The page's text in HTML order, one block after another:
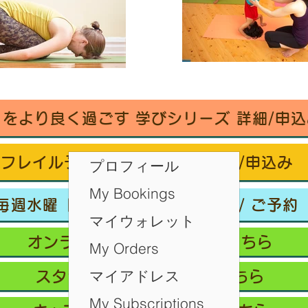
をより良く過ごす 学びシリーズ 詳細/申
フレイル予防ヨガ養成講座・詳細/申込み
週水曜「波音サンライズヨガ」 / ご予約
オンラインクラス/ご予約はこちら
スタジオ予約/体験の方はこちら
プロフィール
My Bookings
マイウォレット
My Orders
マイアドレス
My Subscriptions